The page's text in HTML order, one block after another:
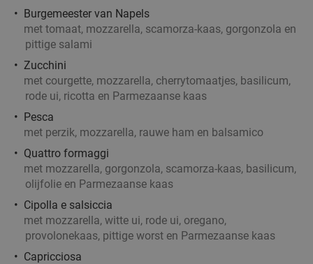
Burgemeester van Napels
met tomaat, mozzarella, scamorza-kaas, gorgonzola en
pittige salami
Zucchini
met courgette, mozzarella, cherrytomaatjes, basilicum,
rode ui, ricotta en Parmezaanse kaas
Pesca
met perzik, mozzarella, rauwe ham en balsamico
Quattro formaggi
met mozzarella, gorgonzola, scamorza-kaas, basilicum,
olijfolie en Parmezaanse kaas
Cipolla e salsiccia
met mozzarella, witte ui, rode ui, oregano,
provolonekaas, pittige worst en Parmezaanse kaas
Capricciosa